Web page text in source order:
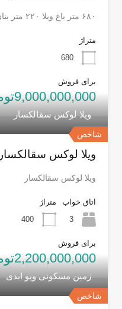
۶۸۰ متر باغ ویلا ۲۲۰ متر بنای تریبلکس چهار خواب…
متراژ
680
برای فروش
9,000,000,000تومان
شاخص
ویلا لوکس سقالکسار
ویلا لوکس سقالکسار
ویلا لوکس سقالکسار
اتاق خواب
3
متراژ
400
برای فروش
2,200,000,000تومان
شاخص
زمین مسکونی ویو ابدی